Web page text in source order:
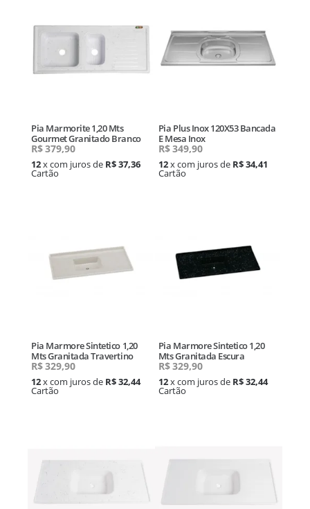
Pia Marmorite 1,20 Mts
Gourmet Granitado Branco
R$379,90
12x com juros de R$ 37,36
Cartão
Pia Plus Inox 120X53 Bancada
E Mesa Inox
R$349,90
12x com juros de R$ 34,41
Cartão
Pia Marmore Sintetico 1,20
Mts Granitada Travertino
R$329,90
12x com juros de R$ 32,44
Cartão
Pia Marmore Sintetico 1,20
Mts Granitada Escura
R$329,90
12x com juros de R$ 32,44
Cartão